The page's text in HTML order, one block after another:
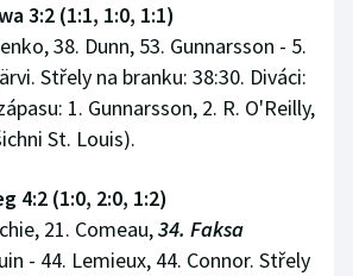
3:2 (1:1, 1:0, 1:1)
38. Dunn, 53. Gunnarsson - 5.
Střely na branku: 38:30. Diváci:
1. Gunnarsson, 2. R. O'Reilly,
St. Louis).
4:2 (1:0, 2:0, 1:2)
21. Comeau,34. Faksa
- 44. Lemieux, 44. Connor. Střely